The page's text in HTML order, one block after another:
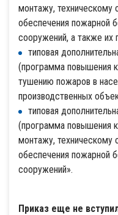
монтажу, техническому
обеспечения пожарной
сооружений, а также их
типовая
(программа повышения
тушению пожаров в
производственных
типовая
(программа повышения
монтажу, техническому
обеспечения пожарной
сооружений».
Приказ еще не